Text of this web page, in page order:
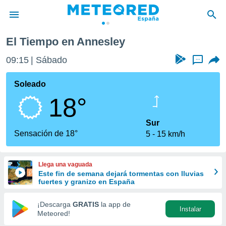
de
por
que se
calidad.
a este
las
y
forma
digital
basada
El Tiempo en Annesley
09:15 Sábado ...
Soleado
18°
Sensación de 18°
Sur
5
15 km/h
Llega una vaguada
Este fin de semana dejará tormentas con lluvias
fuertes y granizo en España
¡Descarga GRATIS la app de
Meteored!
Instalar